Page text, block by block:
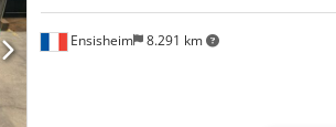
Ensisheim 8.291 km